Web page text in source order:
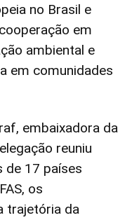
no Brasil e
em
ambiental e
em comunidades
embaixadora da
reuniu
de 17 países
os
trajetória da